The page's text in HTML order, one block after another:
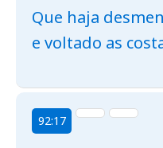
Que haja
e voltado as
92:17